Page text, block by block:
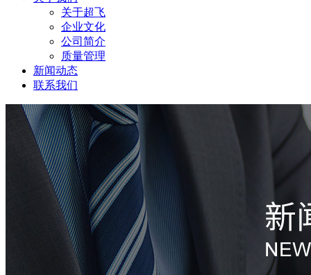
关于超飞
企业文化
公司简介
质量管理
新闻动态
联系我们